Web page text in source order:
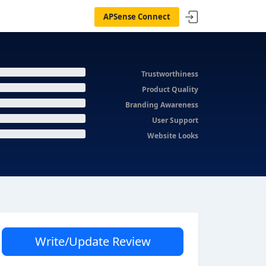
APSense Connect
Trustworthiness
Product Quality
Branding Awareness
User Support
Website Looks
Write/Update Review